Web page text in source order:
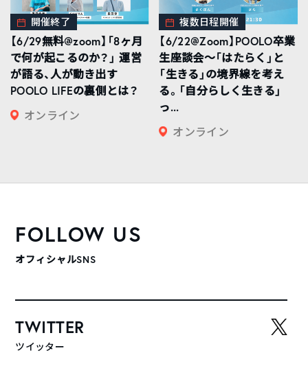
開催終了
【6/29無料@zoom】「8ヶ月
で何が起こるのか？」 運営
が語る、人が動き出す
POOLO LIFEの裏側とは？
オンライン
複数日程開催
【6/22@Zoom】POOLO卒業
生座談会〜「はたらく」と
「生きる」の境界線を考え
る。「自分らしく生きる」
っ...
オンライン
FOLLOW US
オフィシャルSNS
TWITTER
ツイッター